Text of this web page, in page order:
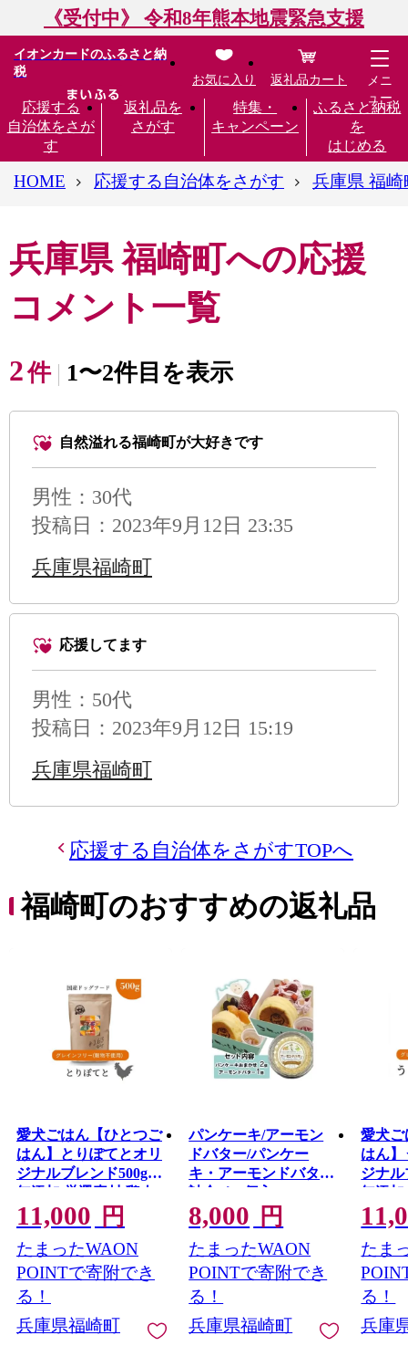
《受付中》 令和8年熊本地震緊急支援
イオンカードのふるさと納
税
応援する
自治体をさが
す
返礼品を
さがす
特集・
キャンペーン
ふるさと納税
を
はじめる
お気に入り 返礼品カート
メニ
ュー
HOME 応援する自治体をさがす 兵庫県 福崎
兵庫県 福崎町への応援
コメント一覧
2件 1〜2件目を表示
自然溢れる福崎町が大好きです
男性 ：30代
投稿日：2023年9月12日 23:35
兵庫県福崎町
応援してます
男性 ：50代
投稿日：2023年9月12日 15:19
兵庫県福崎町
応援する自治体をさがすTOPへ
福崎町のおすすめの返礼品
愛犬ごはん【ひとつご
はん】とりぽてとオリ
ジナルブレンド500g
無添加 厳選素材 鶏肉
ドッグフード
11,000 円
たまったWAON
POINTで寄附でき
る！
兵庫県福崎町
パンケーキ/アーモン
ドバター/パンケー
キ・アーモンドバター
詰合せ(3個入)
8,000 円
たまったWAON
POINTで寄附でき
る！
兵庫県福崎町
愛犬ご
はん
ジナル
無添
ドッ
たま
る！
兵庫